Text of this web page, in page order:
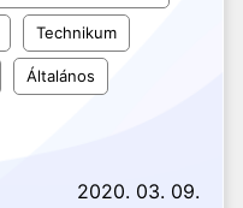
Technikum
Általános
2020. 03. 09.